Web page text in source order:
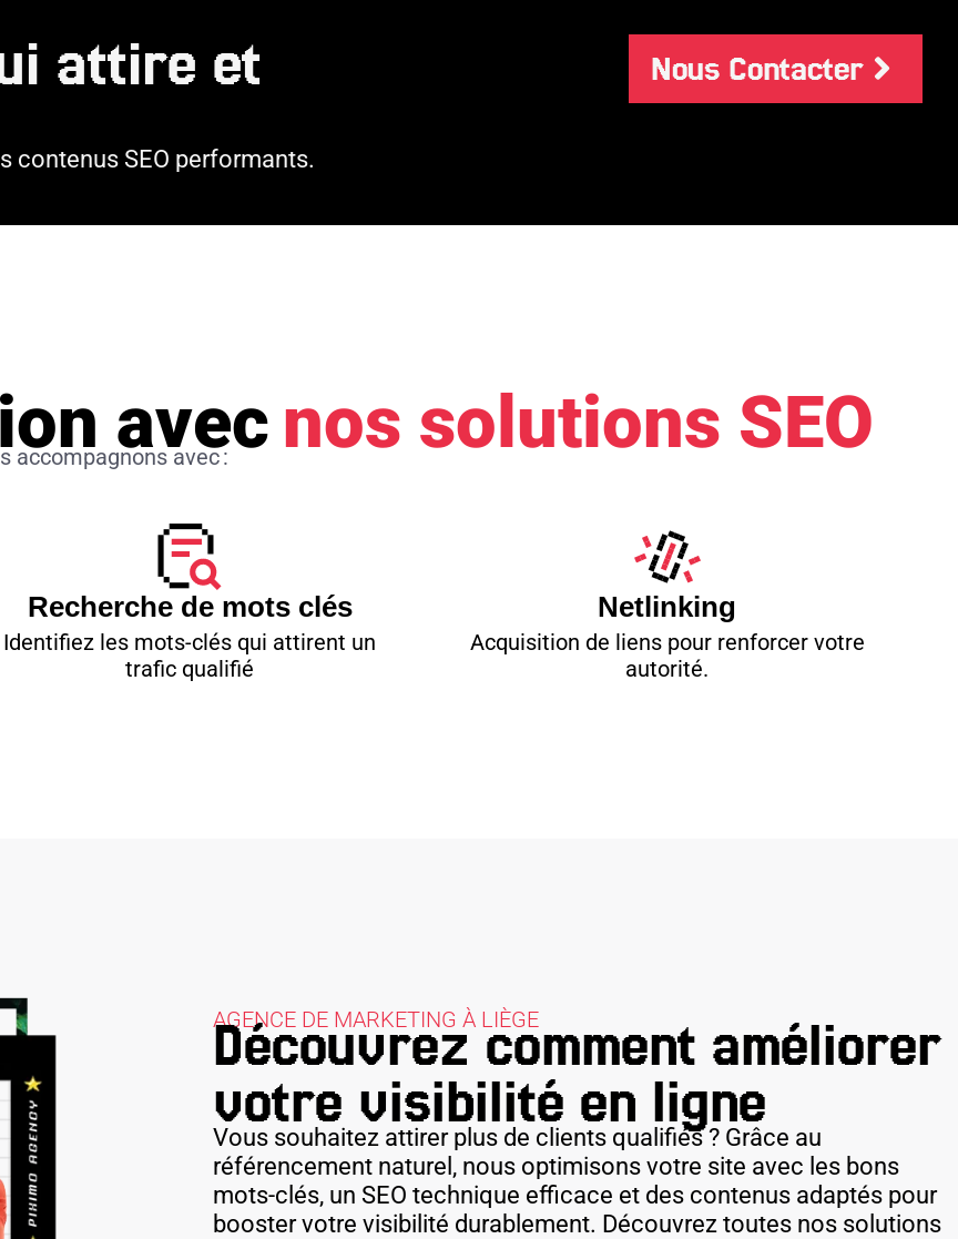
attire et
contenus SEO performants.
Nous Contacter
Recherche de mots clés
Identifiez les mots-clés qui attirent un
trafic qualifié
Netlinking
Acquisition de liens pour renforcer votre
autorité.
accompagnons avec :
avecnos solutions SEO
AGENCE DE MARKETING À LIÈGE
Découvrez comment améliorer
votre visibilité en ligne
Vous souhaitez attirer plus de clients qualifiés ? Grâce au
référencement naturel, nous optimisons votre site avec les bons
mots-clés, un SEO technique efficace et des contenus adaptés pour
booster votre visibilité durablement. Découvrez toutes nos solutions